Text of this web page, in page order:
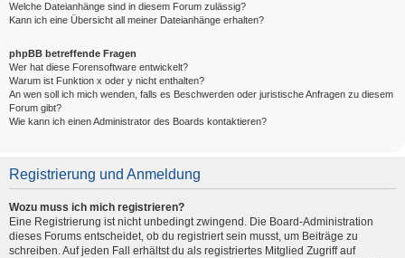
Welche Dateianhänge sind in diesem Forum zulässig?
Kann ich eine Übersicht all meiner Dateianhänge erhalten?
phpBB betreffende Fragen
Wer hat diese Forensoftware entwickelt?
Warum ist Funktion x oder y nicht enthalten?
An wen soll ich mich wenden, falls es Beschwerden oder juristische Anfragen zu diesem
Forum gibt?
Wie kann ich einen Administrator des Boards kontaktieren?
Registrierung und Anmeldung
Wozu muss ich mich registrieren?
Eine Registrierung ist nicht unbedingt zwingend. Die Board-Administration
dieses Forums entscheidet, ob du registriert sein musst, um Beiträge zu
schreiben. Auf jeden Fall erhältst du als registriertes Mitglied Zugriff auf